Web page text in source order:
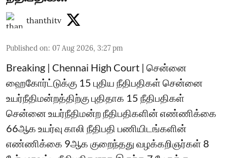
thanthitv
Published on: 07 Aug 2026, 3:27 pm
Breaking | Chennai High Court | சென்னை
ஹைகோர்ட்டுக்கு 15 புதிய நீதிபதிகள் சென்னை
உயர்நீதிமன்றத்திற்கு புதிதாக 15 நீதிபதிகள்
சென்னை உயர்நீதிமன்ற நீதிபதிகளின் எண்ணிக்கை
66ஆக உயர்வு காலி நீதிபதி பணியிடங்களின்
எண்ணிக்கை 9ஆக குறைந்தது வழக்கறிஞர்கள் 8